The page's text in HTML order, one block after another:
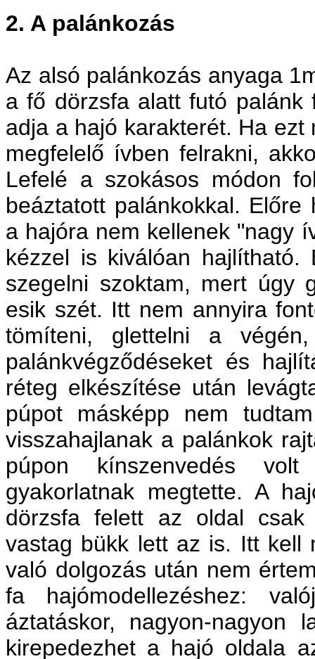
2. A palánkozás
Az alsó palánkozás anyaga
a fő dörzsfa alatt futó palánk
adja a hajó karakterét. Ha
megfelelő ívben felrakni,
Lefelé a szokásos módon
beáztatott palánkokkal.
a hajóra nem kellenek "nagy
kézzel is kiválóan
szegelni szoktam, mert úgy
esik szét. Itt nem annyira
tömíteni, glettelni a
palánkvégződéseket és
réteg elkészítése után
púpot másképp nem
visszahajlanak a palánkok
púpon kínszenvedés
gyakorlatnak megtette. A
dörzsfa felett az oldal
vastag bükk lett az is. Itt kell
való dolgozás után nem
fa hajómodellezéshez:
áztatáskor, nagyon-nagyon
kirepedezhet a hajó oldala